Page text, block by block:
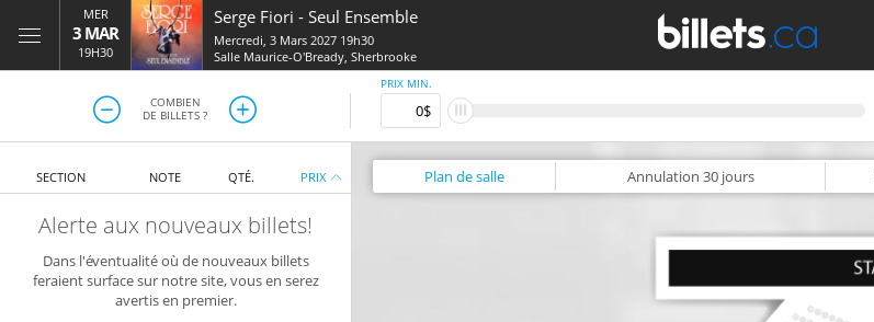
MER
3 MAR
19H30
Serge Fiori - Seul Ensemble
Mercredi, 3 Mars 2027 19h30
Salle Maurice-O'Bready, Sherbrooke
COMBIEN
DE BILLETS ?
PRIX MIN.
SECTION NOTE QTÉ. PRIX
Alerte aux nouveaux billets!
Dans l'éventualité où de nouveaux billets
feraient surface sur notre site, vous en serez
avertis en premier.
Plan de salle Annulation 30 jours